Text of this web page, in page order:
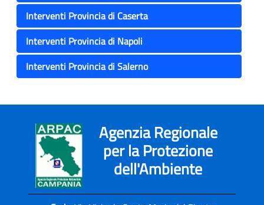
Interventi Provincia di Caserta
Interventi Provincia di Napoli
Interventi Provincia di Salerno
Agenzia Regionale
per la Protezione
dell'Ambiente